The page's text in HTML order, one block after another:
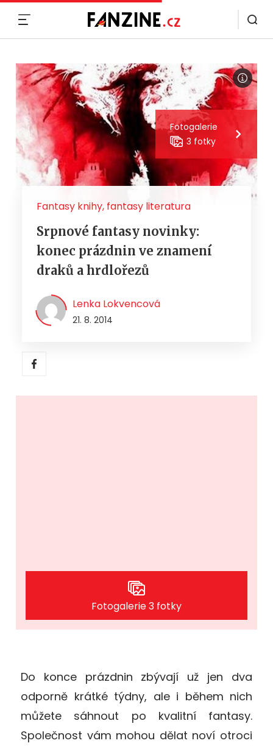
Fotogalerie
3 fotky
Fantasy knihy, fantasy literatura
Srpnové fantasy novinky:
konec prázdnin ve znamení
draků a hrdlořezů
Lenka Lokvencová
21. 8. 2014
Fotogalerie 3 fotky
Do konce prázdnin zbývají už jen dva
odporně krátké týdny, ale i během nich
můžete sáhnout po kvalitní fantasy.
Společnost vám mohou dělat noví otroci